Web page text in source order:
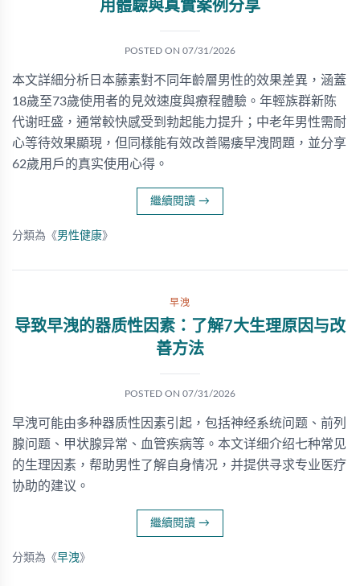
用體驗與真實案例分享
POSTED ON 07/31/2026
本文詳細分析日本藤素對不同年齡層男性的效果差異，涵蓋
18歲至73歲使用者的見效速度與療程體驗。年輕族群新陈
代谢旺盛，通常較快感受到勃起能力提升；中老年男性需耐
心等待效果顯現，但同樣能有效改善陽痿早洩問題，並分享
62歲用戶的真实使用心得。
繼續閱讀 →
分類為《男性健康》
早洩
导致早洩的器质性因素：了解7大生理原因与改
善方法
POSTED ON 07/31/2026
早洩可能由多种器质性因素引起，包括神经系统问题、前列
腺问题、甲状腺异常、血管疾病等。本文详细介绍七种常见
的生理因素，帮助男性了解自身情况，并提供寻求专业医疗
协助的建议。
繼續閱讀 →
分類為《早洩》